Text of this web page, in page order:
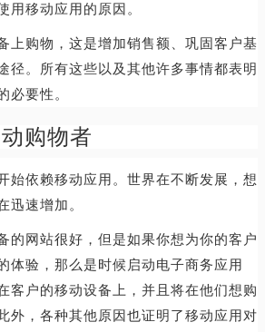
用移动应用的原因。
上购物，这是增加销售额、巩固客户基
径。所有这些以及其他许多事情都表明
必要性。
购物者
始依赖移动应用。世界在不断发展，想
迅速增加。
的网站很好，但是如果你想为你的客户
体验，那么是时候启动电子商务应用
客户的移动设备上，并且将在他们想购
外，各种其他原因也证明了移动应用对